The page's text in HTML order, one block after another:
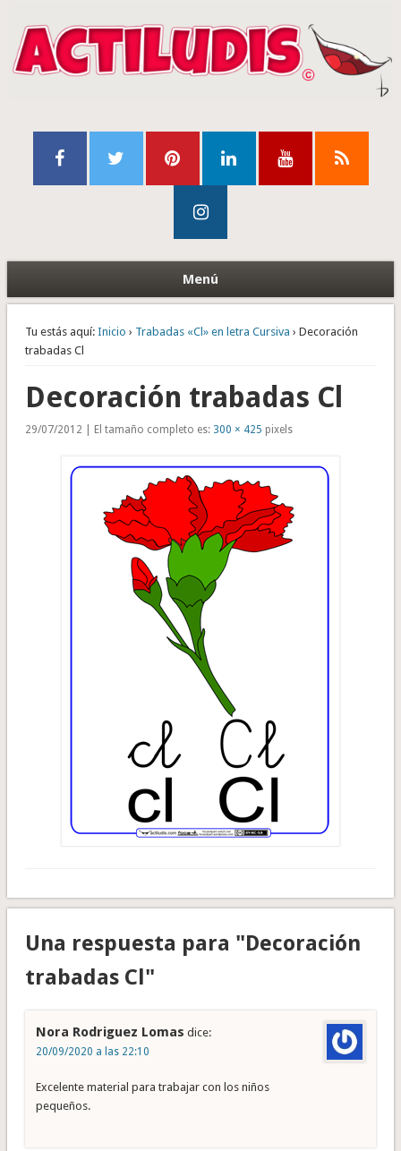
Menú
Tu estás aquí: Inicio › Trabadas «Cl» en letra Cursiva › Decoración
trabadas Cl
Decoración trabadas Cl
29/07/2012 | El tamaño completo es: 300 × 425 pixels
Una respuesta para "Decoración
trabadas Cl"
Nora Rodriguez Lomas dice:
20/09/2020 a las 22:10
Excelente material para trabajar con los niños
pequeños.